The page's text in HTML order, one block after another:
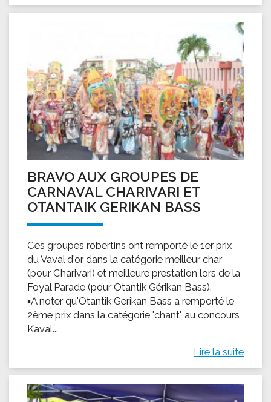
BRAVO AUX GROUPES DE
CARNAVAL CHARIVARI ET
OTANTAIK GERIKAN BASS
Ces groupes robertins ont remporté le 1er prix
du Vaval d'or dans la catégorie meilleur char
(pour Charivari) et meilleure prestation lors de la
Foyal Parade (pour Otantik Gérikan Bass).
▪A noter qu'Otantik Gerikan Bass a remporté le
2ème prix dans la catégorie "chant" au concours
Kaval...
Lire la suite